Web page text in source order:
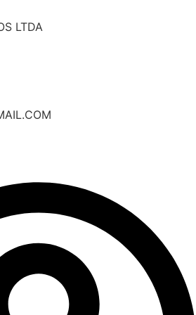
LTDA